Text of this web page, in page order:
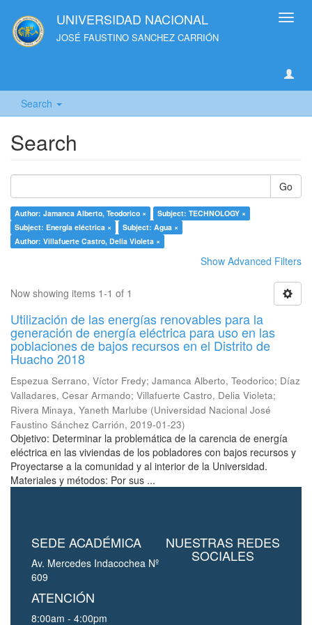
UNIVERSIDAD NACIONAL
JOSÉ FAUSTINO SANCHEZ CARRIÓN
Search
Search
Go
Author: Jamanca Alberto, Teodorico ×
Subject: TECHNOLOGY ×
Subject: Energía eléctrica ×
Subject: Agua ×
Author: Villafuerte Castro, Delia Violeta ×
Show Advanced Filters
Now showing items 1-1 of 1
Utilización de las energías renovables para la
generación de energía eléctrica para uso en las
poblaciones de bajos recursos en el Distrito de
Huacho 2018
Espezua Serrano, Víctor Fredy; Jamanca Alberto, Teodorico; Díaz
Valladares, Cesar Armando; Villafuerte Castro, Delia Violeta;
Rivera Minaya, Yaneth Marlube (Universidad Nacional José
Faustino Sánchez Carrión, 2019-01-23)
Objetivo: Determinar la problemática de la carencia de energía
eléctrica en las viviendas de los pobladores con bajos recursos y
Proyectarse a la comunidad y al interior de la Universidad.
Materiales y métodos: Por sus ...
SEDE ACADÉMICA
Av. Mercedes Indacochea Nº
609
ATENCIÓN
8:00am - 4:00pm
NUESTRAS REDES
SOCIALES